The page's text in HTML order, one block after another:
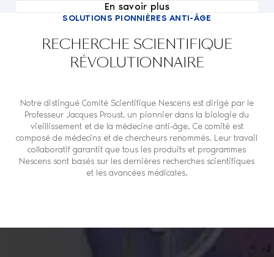
En savoir plus
SOLUTIONS PIONNIÈRES ANTI-ÂGE
RECHERCHE SCIENTIFIQUE
RÉVOLUTIONNAIRE
Notre distingué Comité Scientifique Nescens est dirigé par le
Professeur Jacques Proust, un pionnier dans la biologie du
vieillissement et de la médecine anti-âge. Ce comité est
composé de médecins et de chercheurs renommés. Leur travail
collaboratif garantit que tous les produits et programmes
Nescens sont basés sur les dernières recherches scientifiques
et les avancées médicales.